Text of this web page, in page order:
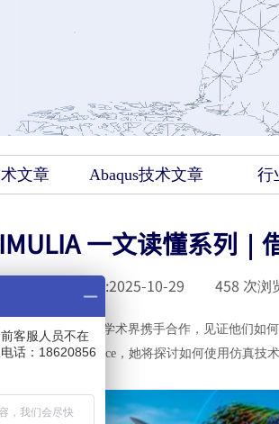
文章 Abaqus技术文章 行
一文读懂系列｜
发布时间 :2025-10-29 458 次浏
行业领先企业和学术界携手合作，见证他们如
副教授Sheryl Grace，她将探讨如何使用仿真技
客服人员不在
话：18620856